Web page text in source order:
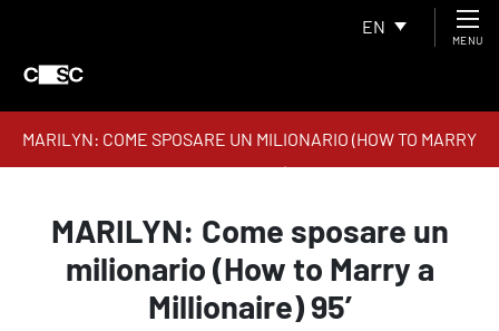
EN
MENU
MARILYN: COME SPOSARE UN MILIONARIO (HOW TO MARRY
A MILLIONAIRE) 95’
MARILYN: Come sposare un
milionario (How to Marry a
Millionaire) 95’